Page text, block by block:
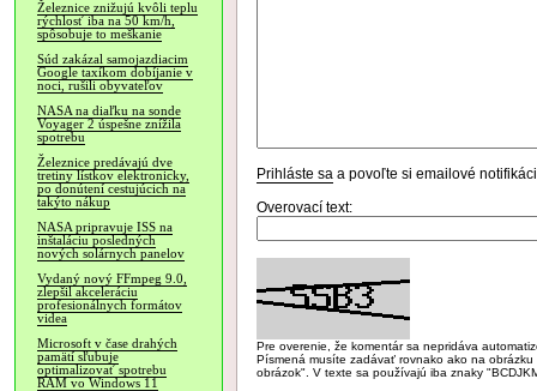
Železnice znižujú kvôli teplu
rýchlosť iba na 50 km/h,
spôsobuje to meškanie
Súd zakázal samojazdiacim
Google taxíkom dobíjanie v
noci, rušili obyvateľov
NASA na diaľku na sonde
Voyager 2 úspešne znížila
spotrebu
Železnice predávajú dve
tretiny lístkov elektronicky,
po donútení cestujúcich na
takýto nákup
NASA pripravuje ISS na
inštaláciu posledných
nových solárnych panelov
Vydaný nový FFmpeg 9.0,
zlepšil akceleráciu
profesionálnych formátov
videa
Microsoft v čase drahých
pamätí sľubuje
optimalizovať spotrebu
RAM vo Windows 11
Prihláste sa a povoľte si emailové
Overovací text:
Pre overenie, že komentár sa nepridáva
Písmená musíte zadávať rovnako ako na
obrázok". V texte sa používajú iba znaky